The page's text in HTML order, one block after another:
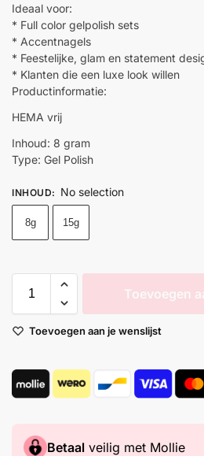
Ideaal voor:
* Full color gelpolish sets
* Accentnagels
* Feestelijke, glam en statement
* Klanten die een luxe look willen
Productinformatie:
HEMA vrij
Inhoud: 8 gram
Type: Gel Polish
INHOUD: No selection
8g 15g
Toevoegen
Toevoegen aan je wenslijst
Betaal veilig met Mollie